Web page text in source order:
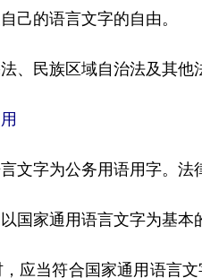
的语言文字的自由。
民族区域自治法及其他
字为公务用语用字。法律
家通用语言文字为基本的
当符合国家通用语言文